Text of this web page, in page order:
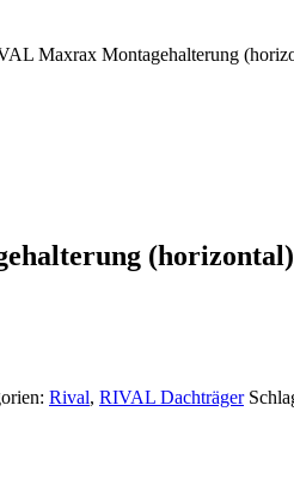
Maxrax Montagehalterung
Rival, RIVAL Dachträger